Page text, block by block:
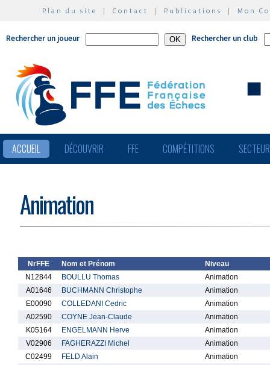
Plan du site | Contact | Publications | Mon
Rechercher un joueur Rechercher un club
ACCUEIL DÉCOUVRIR FFE COMPÉTITIONS
Animation
NrFFE Nom et Prénom
Niveau
N12844
BOULLU Thomas
Animation
A01646
BUCHMANN Christophe
Animation
E00090
COLLEDANI Cedric
Animation
A02590
COYNE Jean-Claude
Animation
K05164
ENGELMANN Herve
Animation
V02906
FAGHERAZZI Michel
Animation
C02499
FELD Alain
Animation